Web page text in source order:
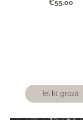
€55.00
Ielikt grozā